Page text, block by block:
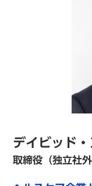
デイビッド
取締役（独立社外